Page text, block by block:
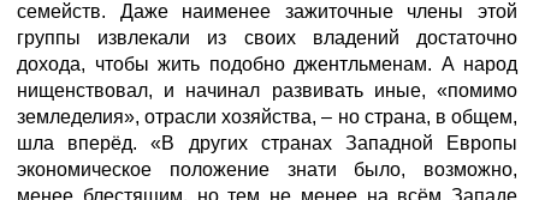
семейств. Даже наименее зажиточные члены этой
группы извлекали из своих владений достаточно
дохода, чтобы жить подобно джентльменам. А народ
нищенствовал, и начинал развивать иные, «помимо
земледелия», отрасли хозяйства, – но страна, в общем,
шла вперёд. «В других странах Западной Европы
экономическое положение знати было, возможно,
менее блестящим, но тем не менее на всём Западе